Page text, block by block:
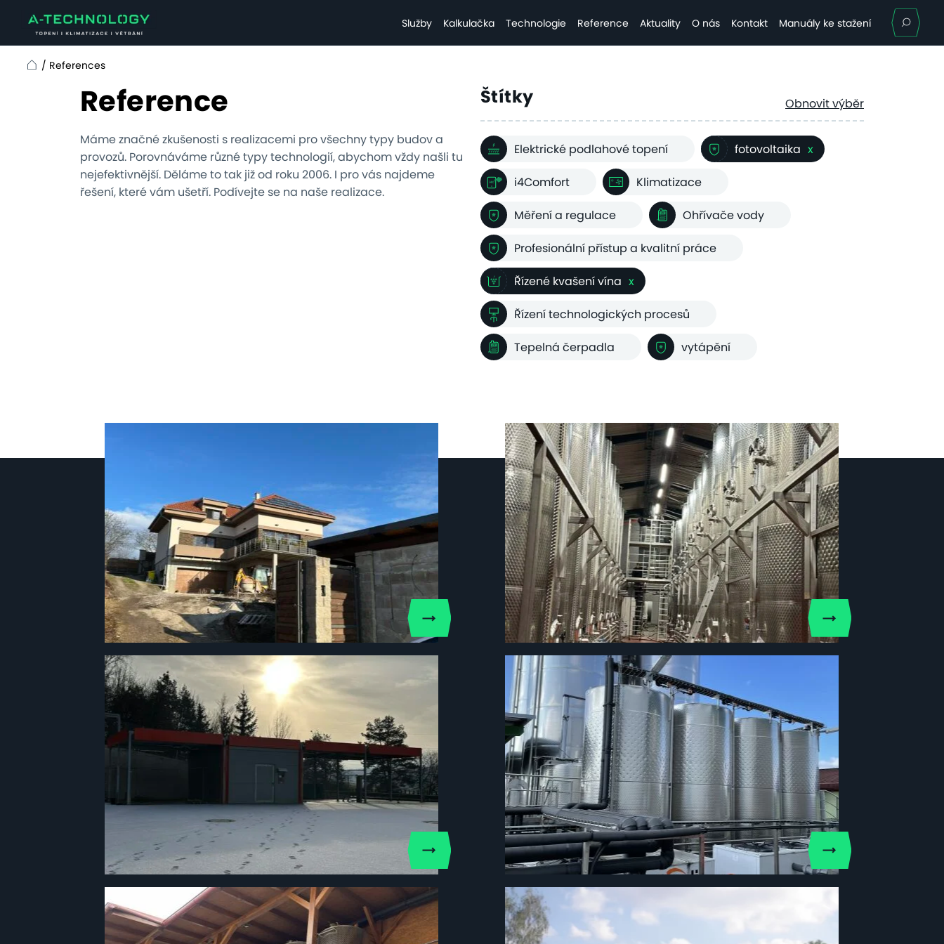
Služby Kalkulačka Technologie Reference Aktuality O nás Kontakt Manuály ke stažení
/ References
Reference
Máme značné zkušenosti s realizacemi pro všechny typy budov a
provozů. Porovnáváme různé typy technologií, abychom vždy našli tu
nejefektivnější. Děláme to tak již od roku 2006. I pro vás najdeme
řešení, které vám ušetří. Podívejte se na naše realizace.
Štítky Obnovit výběr
Elektrické podlahové topení fotovoltaika x
i4Comfort Klimatizace
Měření a regulace Ohřívače vody
Profesionální přístup a kvalitní práce
Řízené kvašení vína x
Řízení technologických procesů
Tepelná čerpadla vytápění